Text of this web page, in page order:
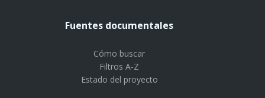
Fuentes documentales
Cómo buscar
Filtros A-Z
Estado del proyecto